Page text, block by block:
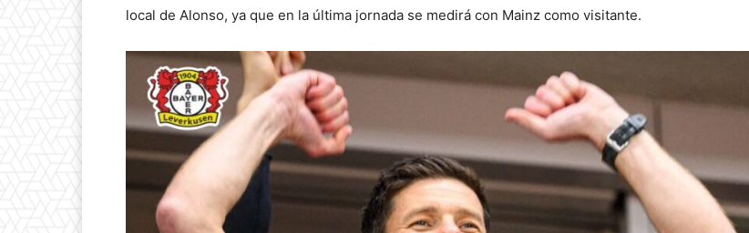
local de Alonso, ya que en la última jornada se medirá con Mainz como visitante.